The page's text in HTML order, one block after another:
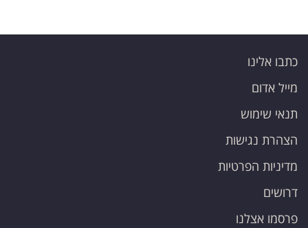
כתבו אלינו
מייל אדום
תנאי שימוש
הצהרת נגישות
מדיניות הפרטיות
דרושים
פרסמו אצלנו